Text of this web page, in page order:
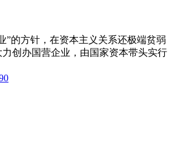
”的方针，在资本主义关系还极端贫弱
创办国营企业，由国家资本带头实行
0